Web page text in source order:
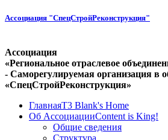
Ассоциация "СпецСтройРеконструкция"
Ассоциация
«Региональное отраслевое
- Саморегулируемая организация в
«СпецСтройРеконструкция»
ГлавнаяT3 Blank's Home
Об АссоциацииContent is King!
Общие сведения